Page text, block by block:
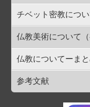
チベット密教につ
仏教美術について
仏教についてーま
参考文献